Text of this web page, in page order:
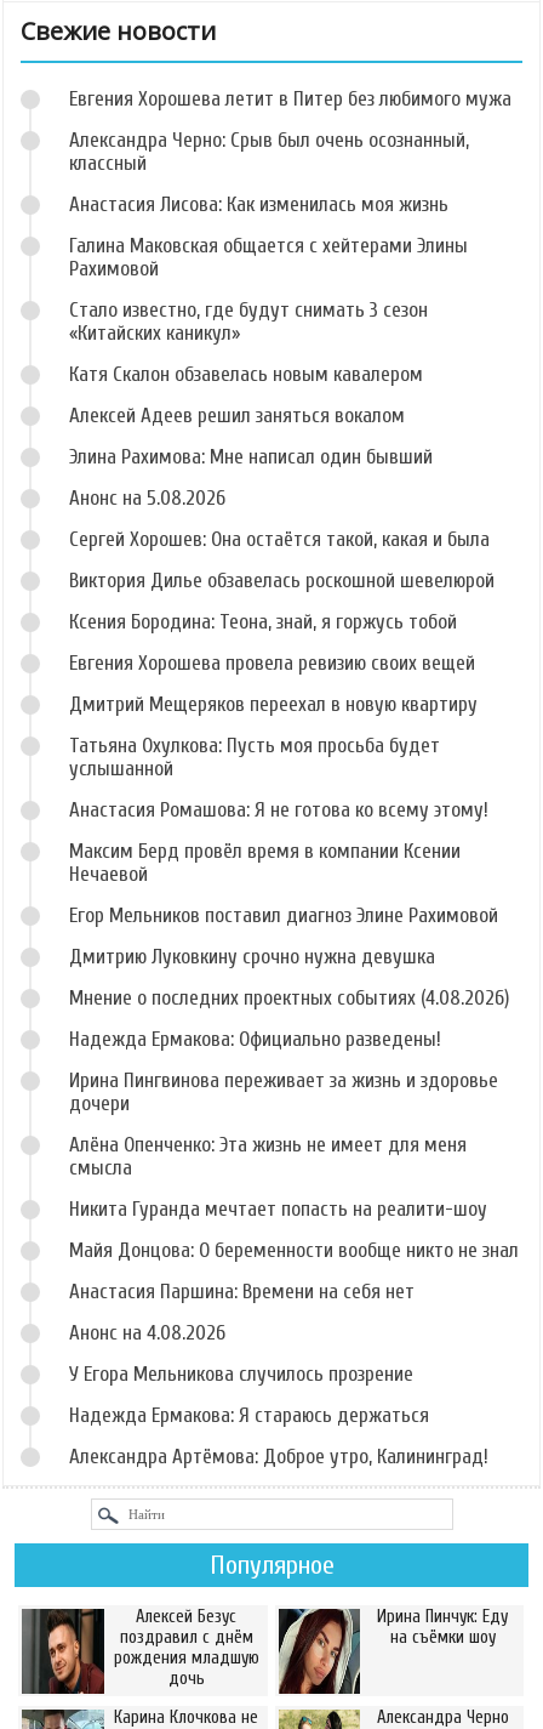
Свежие новости
Евгения Хорошева летит в Питер без любимого мужа
Александра Черно: Срыв был очень осознанный,
классный
Анастасия Лисова: Как изменилась моя жизнь
Галина Маковская общается с хейтерами Элины
Рахимовой
Стало известно, где будут снимать 3 сезон
«Китайских каникул»
Катя Скалон обзавелась новым кавалером
Алексей Адеев решил заняться вокалом
Элина Рахимова: Мне написал один бывший
Анонс на 5.08.2026
Сергей Хорошев: Она остаётся такой, какая и была
Виктория Дилье обзавелась роскошной шевелюрой
Ксения Бородина: Теона, знай, я горжусь тобой
Евгения Хорошева провела ревизию своих вещей
Дмитрий Мещеряков переехал в новую квартиру
Татьяна Охулкова: Пусть моя просьба будет
услышанной
Анастасия Ромашова: Я не готова ко всему этому!
Максим Берд провёл время в компании Ксении
Нечаевой
Егор Мельников поставил диагноз Элине Рахимовой
Дмитрию Луковкину срочно нужна девушка
Мнение о последних проектных событиях (4.08.2026)
Надежда Ермакова: Официально разведены!
Ирина Пингвинова переживает за жизнь и здоровье
дочери
Алёна Опенченко: Эта жизнь не имеет для меня
смысла
Никита Гуранда мечтает попасть на реалити-шоу
Майя Донцова: О беременности вообще никто не знал
Анастасия Паршина: Времени на себя нет
Анонс на 4.08.2026
У Егора Мельникова случилось прозрение
Надежда Ермакова: Я стараюсь держаться
Александра Артёмова: Доброе утро, Калининград!
Популярное
Алексей Безус
поздравил с днём
рождения младшую
дочь
Ирина Пинчук: Еду
на съёмки шоу
Карина Клочкова не
Александра Черно